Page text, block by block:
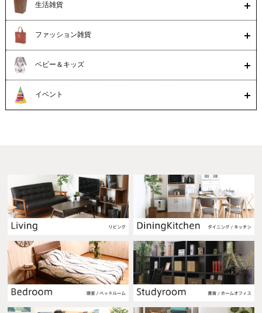
生活雑貨
ファッション雑貨
ベビー＆キッズ
イベント